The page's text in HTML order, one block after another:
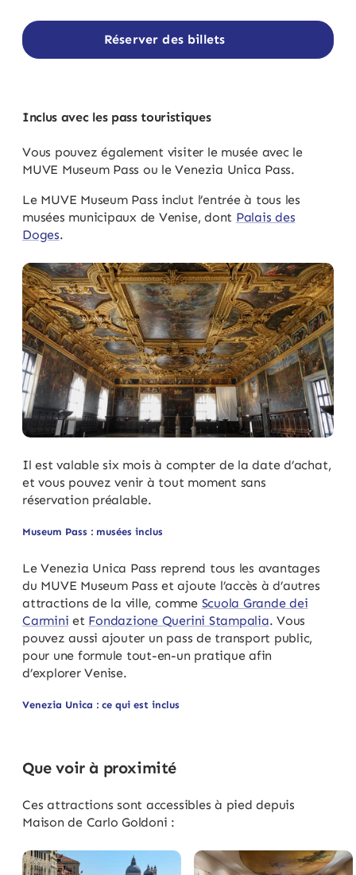
Réserver des billets
Inclus avec les pass touristiques
Vous pouvez également visiter le musée avec le
MUVE Museum Pass ou le Venezia Unica Pass.
Le MUVE Museum Pass inclut l’entrée à tous les
musées municipaux de Venise, dont Palais des
Doges.
Il est valable six mois à compter de la date d’achat,
et vous pouvez venir à tout moment sans
réservation préalable.
Museum Pass : musées inclus
Le Venezia Unica Pass reprend tous les avantages
du MUVE Museum Pass et ajoute l’accès à d’autres
attractions de la ville, comme Scuola Grande dei
Carmini et Fondazione Querini Stampalia. Vous
pouvez aussi ajouter un pass de transport public,
pour une formule tout-en-un pratique afin
d’explorer Venise.
Venezia Unica : ce qui est inclus
Que voir à proximité
Ces attractions sont accessibles à pied depuis
Maison de Carlo Goldoni :